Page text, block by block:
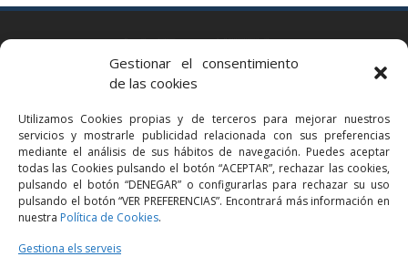
Gestionar el consentimiento
de las cookies
Utilizamos Cookies propias y de terceros para mejorar nuestros
servicios y mostrarle publicidad relacionada con sus preferencias
mediante el análisis de sus hábitos de navegación. Puedes aceptar
todas las Cookies pulsando el botón “ACEPTAR”, rechazar las cookies,
pulsando el botón “DENEGAR” o configurarlas para rechazar su uso
pulsando el botón “VER PREFERENCIAS”. Encontrará más información en
nuestra Política de Cookies.
Gestiona els serveis
Via Augusta 2 bis, 3º, 08006 Barcelona
bcn@bellavistalegal.eu
GRANOLLERS
C/ Sant Jaume, 16 1r, 08401 Granollers (Bcn)
+34 93 860 39 60
grn@bellavistalegal.eu
MADRID